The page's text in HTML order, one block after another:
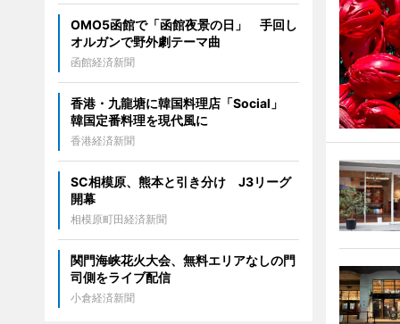
OMO5函館で「函館夜景の日」 手回し
オルガンで野外劇テーマ曲
函館経済新聞
香港・九龍塘に韓国料理店「Social」
韓国定番料理を現代風に
香港経済新聞
SC相模原、熊本と引き分け J3リーグ
開幕
相模原町田経済新聞
関門海峡花火大会、無料エリアなしの門
司側をライブ配信
小倉経済新聞